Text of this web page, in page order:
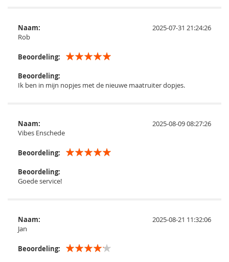
2025-07-31 21:24:26
Naam:
Rob
Beoordeling:
Beoordeling:
Ik ben in mijn nopjes met de nieuwe maatruiter dopjes.
2025-08-09 08:27:26
Naam:
Vibes Enschede
Beoordeling:
Beoordeling:
Goede service!
2025-08-21 11:32:06
Naam:
Jan
Beoordeling: